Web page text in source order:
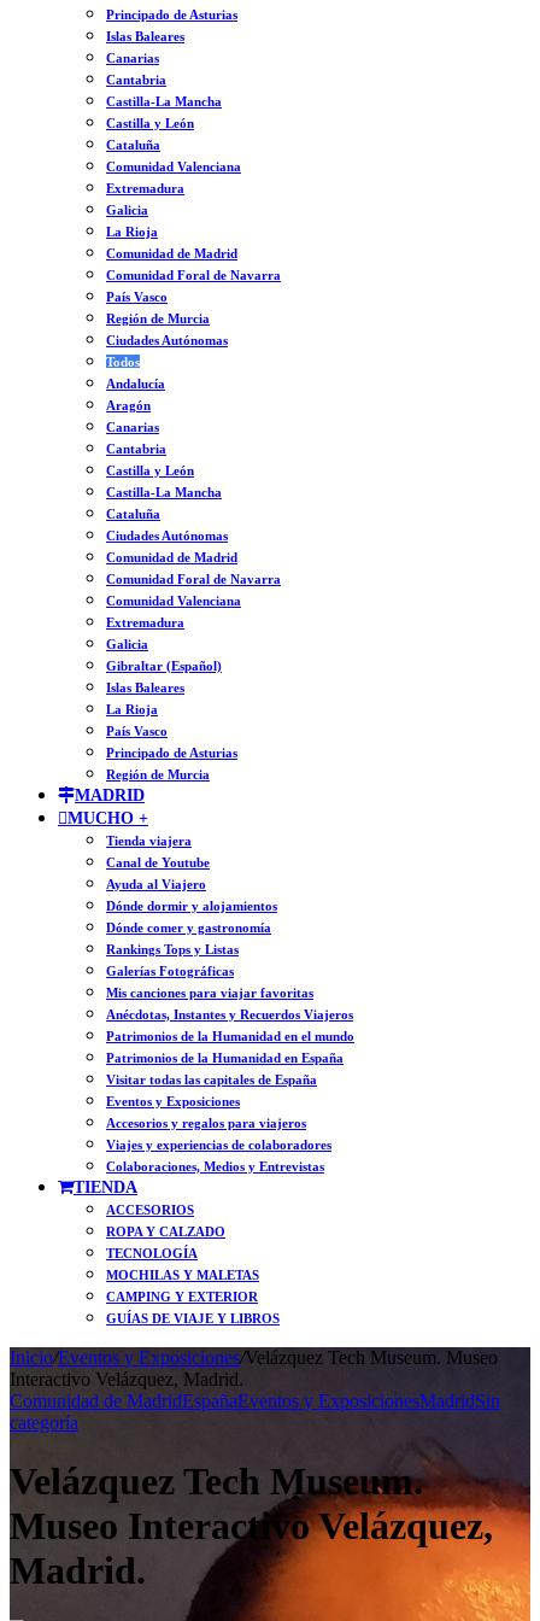
Principado de Asturias
Islas Baleares
Canarias
Cantabria
Castilla-La Mancha
Castilla y León
Cataluña
Comunidad Valenciana
Extremadura
Galicia
La Rioja
Comunidad de Madrid
Comunidad Foral de Navarra
País Vasco
Región de Murcia
Ciudades Autónomas
Todos
Andalucía
Aragón
Canarias
Cantabria
Castilla y León
Castilla-La Mancha
Cataluña
Ciudades Autónomas
Comunidad de Madrid
Comunidad Foral de Navarra
Comunidad Valenciana
Extremadura
Galicia
Gibraltar (Español)
Islas Baleares
La Rioja
País Vasco
Principado de Asturias
Región de Murcia
MADRID
MUCHO +
Tienda viajera
Canal de Youtube
Ayuda al Viajero
Dónde dormir y alojamientos
Dónde comer y gastronomía
Rankings Tops y Listas
Galerías Fotográficas
Mis canciones para viajar favoritas
Anécdotas, Instantes y Recuerdos Viajeros
Patrimonios de la Humanidad en el mundo
Patrimonios de la Humanidad en España
Visitar todas las capitales de España
Eventos y Exposiciones
Accesorios y regalos para viajeros
Viajes y experiencias de colaboradores
Colaboraciones, Medios y Entrevistas
TIENDA
ACCESORIOS
ROPA Y CALZADO
TECNOLOGÍA
MOCHILAS Y MALETAS
CAMPING Y EXTERIOR
GUÍAS DE VIAJE Y LIBROS
Inicio/Eventos y Exposiciones/Velázquez Tech Museum. Museo
Interactivo Velázquez, Madrid.
Comunidad de MadridEspañaEventos y ExposicionesMadridSin
categoría
Velázquez Tech Museum.
Museo Interactivo Velázquez,
Madrid.